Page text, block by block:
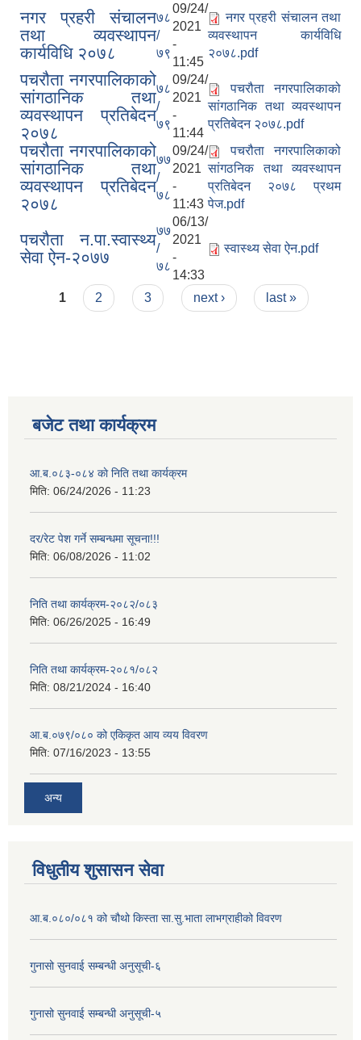
नगर प्रहरी संचालन
तथा व्यवस्थापन
कार्यविधि २०७८
७८
/
७९
09/24/
2021
-
11:45
नगर प्रहरी संचालन तथा
व्यवस्थापन कार्यविधि
२०७८.pdf
पचरौता नगरपालिकाको
सांगठानिक तथा
व्यवस्थापन प्रतिबेदन
२०७८
७८
/
७९
09/24/
2021
-
11:44
पचरौता नगरपालिकाको
सांगठानिक तथा व्यवस्थापन
प्रतिबेदन २०७८.pdf
पचरौता नगरपालिकाको
सांगठानिक तथा
व्यवस्थापन प्रतिबेदन
२०७८
७७
/
७८
09/24/
2021
-
11:43
पचरौता नगरपालिकाको
सांगठनिक तथा व्यवस्थापन
प्रतिबेदन २०७८ प्रथम
पेज.pdf
पचरौता न.पा.स्वास्थ्य
सेवा ऐन-२०७७
७७
/
७८
06/13/
2021
-
14:33
स्वास्थ्य सेवा ऐन.pdf
Pages
1 2 3 next › last »
बजेट तथा कार्यक्रम
आ.ब.०८३-०८४ काे निति तथा कार्यक्रम
मिति: 06/24/2026 - 11:23
दर/रेट पेश गर्ने सम्बन्धमा सूचना!!!
मिति: 06/08/2026 - 11:02
निति तथा कार्यक्रम-२०८२/०८३
मिति: 06/26/2025 - 16:49
निति तथा कार्यक्रम-२०८१/०८२
मिति: 08/21/2024 - 16:40
आ.ब.०७९/०८० को एकिकृत आय व्यय विवरण
मिति: 07/16/2023 - 13:55
अन्य
विधुतीय शुसासन सेवा
आ.ब.०८०/०८१ को चौथो किस्ता सा.सु.भाता लाभग्राहीको विवरण
गुनासो सुनवाई सम्बन्धी अनुसूची-६
गुनासो सुनवाई सम्बन्धी अनुसूची-५